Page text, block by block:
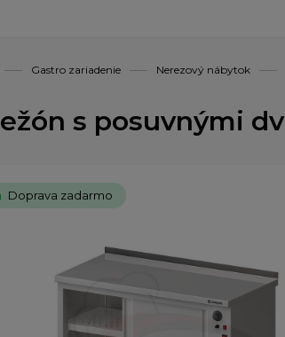
Gastro zariadenie Nerezový nábytok
s posuvnými
Doprava zadarmo